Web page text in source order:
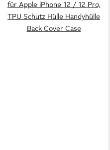
für Apple iPhone 12 / 12 Pro,
TPU Schutz Hülle Handyhülle
Back Cover Case